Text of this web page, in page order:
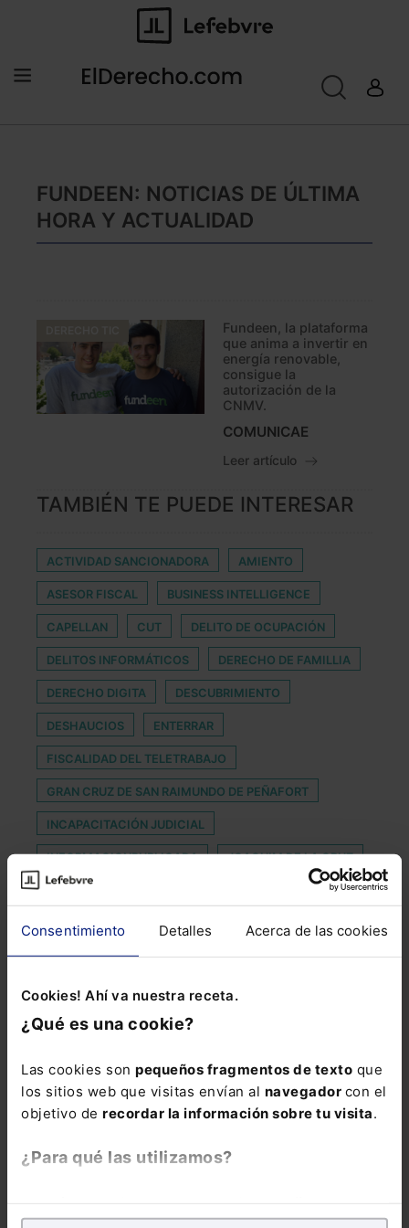
Consentimiento Detalles Acerca de las cookies
Cookies! Ahí va nuestra receta.
¿Qué es una cookie?
Las cookies son pequeños fragmentos de texto que
los sitios web que visitas envían al navegador con el
objetivo de recordar la información sobre tu visita.
¿Para qué las utilizamos?
FUNDEEN: NOTICIAS DE ÚLTIMA
HORA Y ACTUALIDAD
Fundeen, la plataforma
que anima a invertir en
energía renovable,
consigue la
autorización de la
CNMV.
COMUNICAE
Leer artículo
TAMBIÉN TE PUEDE INTERESAR
ACTIVIDAD SANCIONADORA AMIENTO
ASESOR FISCAL BUSINESS INTELLIGENCE
CAPELLAN CUT DELITO DE OCUPACIÓN
DELITOS INFORMÁTICOS DERECHO DE FAMILLIA
DERECHO DIGITA DESCUBRIMIENTO
DESHAUCIOS ENTERRAR
FISCALIDAD DEL TELETRABAJO
GRAN CRUZ DE SAN RAIMUNDO DE PEÑAFORT
INCAPACITACIÓN JUDICIAL
INFORMACIONPUBLICADA JOAQUIM DE LA CRUZ
MAPA DE IA MEDICO FORENSE
MOBILIARIO URBANO
OBLIGACIONES TRIBUTARIAS
PREMIO CEDRO 2026
2022
REGULATION ROMEO